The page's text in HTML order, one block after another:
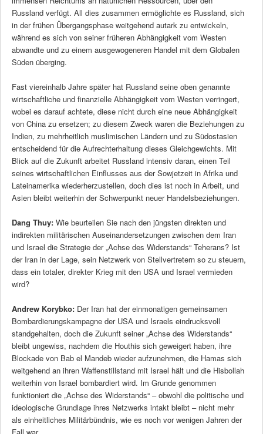
Russland verfügt. All dies zusammen ermöglichte es Russland, sich
in der frühen Übergangsphase weitgehend autark zu entwickeln,
während es sich von seiner früheren Abhängigkeit vom Westen
abwandte und zu einem ausgewogeneren Handel mit dem Globalen
Süden überging.
Fast viereinhalb Jahre später hat Russland seine oben genannte
wirtschaftliche und finanzielle Abhängigkeit vom Westen verringert,
wobei es darauf achtete, diese nicht durch eine neue Abhängigkeit
von China zu ersetzen; zu diesem Zweck waren die Beziehungen zu
Indien, zu mehrheitlich muslimischen Ländern und zu Südostasien
entscheidend für die Aufrechterhaltung dieses Gleichgewichts. Mit
Blick auf die Zukunft arbeitet Russland intensiv daran, einen Teil
seines wirtschaftlichen Einflusses aus der Sowjetzeit in Afrika und
Lateinamerika wiederherzustellen, doch dies ist noch in Arbeit, und
Asien bleibt weiterhin der Schwerpunkt neuer Handelsbeziehungen.
Dang Thuy:Wie beurteilen Sie nach den jüngsten direkten und
indirekten militärischen Auseinandersetzungen zwischen dem Iran
und Israel die Strategie der „Achse des Widerstands“ Teherans? Ist
der Iran in der Lage, sein Netzwerk von Stellvertretern so zu steuern,
dass ein totaler, direkter Krieg mit den USA und Israel vermieden
wird?
Andrew Korybko:Der Iran hat der einmonatigen gemeinsamen
Bombardierungskampagne der USA und Israels eindrucksvoll
standgehalten, doch die Zukunft seiner „Achse des Widerstands“
bleibt ungewiss, nachdem die Houthis sich geweigert haben, ihre
Blockade von Bab el Mandeb wieder aufzunehmen, die Hamas sich
weitgehend an ihren Waffenstillstand mit Israel hält und die Hisbollah
weiterhin von Israel bombardiert wird. Im Grunde genommen
funktioniert die „Achse des Widerstands“ – obwohl die politische und
ideologische Grundlage ihres Netzwerks intakt bleibt – nicht mehr
als einheitliches Militärbündnis, wie es noch vor wenigen Jahren der